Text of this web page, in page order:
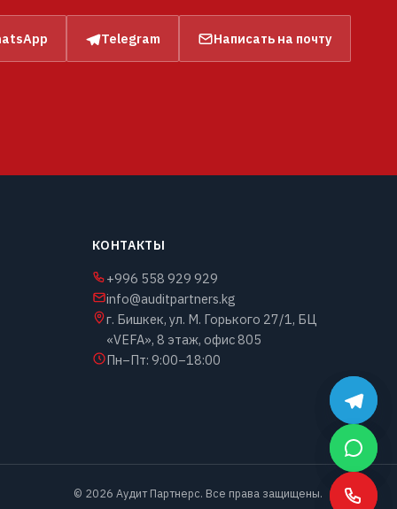
Telegram Написать на почту
КОНТАКТЫ
+996 558 929 929
info@auditpartners.kg
г. Бишкек, ул. М. Горького 27/1, БЦ
«VEFA», 8 этаж, офис 805
Пн–Пт: 9:00–18:00
© 2026 Аудит Партнерс. Все права защищены.